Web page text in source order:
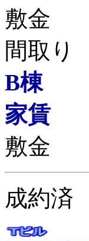
敷金
間取
B棟
家
敷金
成約済